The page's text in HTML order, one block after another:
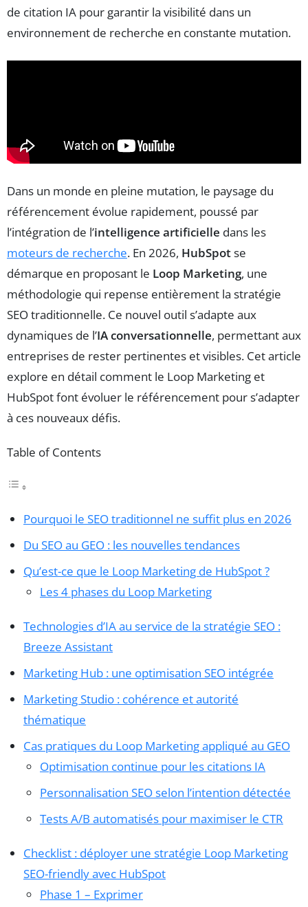
de citation IA pour garantir la visibilité dans un
environnement de recherche en constante mutation.
Dans un monde en pleine mutation, le paysage du
référencement évolue rapidement, poussé par
l’intégration de l’intelligence artificielle dans les
moteurs de recherche. En 2026, HubSpotse
démarque en proposant le Loop Marketing, une
méthodologie qui repense entièrement la stratégie
SEO traditionnelle. Ce nouvel outil s’adapte aux
dynamiques de l’IA conversationnelle, permettant aux
entreprises de rester pertinentes et visibles. Cet article
explore en détail comment le Loop Marketing et
HubSpot font évoluer le référencement pour s’adapter
à ces nouveaux défis.
Table of Contents
Pourquoi le SEO traditionnel ne suffit plus en 2026
Du SEO au GEO : les nouvelles tendances
Qu’est-ce que le Loop Marketing de HubSpot ?
Les 4 phases du Loop Marketing
Technologies d’IA au service de la stratégie SEO :
Breeze Assistant
Marketing Hub : une optimisation SEO intégrée
Marketing Studio : cohérence et autorité
thématique
Cas pratiques du Loop Marketing appliqué au GEO
Optimisation continue pour les citations IA
Personnalisation SEO selon l’intention détectée
Tests A/B automatisés pour maximiser le CTR
Checklist : déployer une stratégie Loop Marketing
SEO-friendly avec HubSpot
Phase 1 – Exprimer